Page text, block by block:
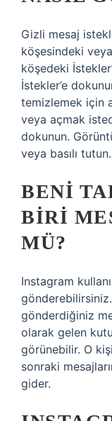
Gizli mesaj
köşesindeki
köşedeki
İstekler’e
temizlemek için
veya açmak
dokunun.
veya basılı tutun.
BENI
BIRI
MÜ?
Instagram
gönderdiğiniz
olarak gelen
görünebilir. O
sonraki
gider.